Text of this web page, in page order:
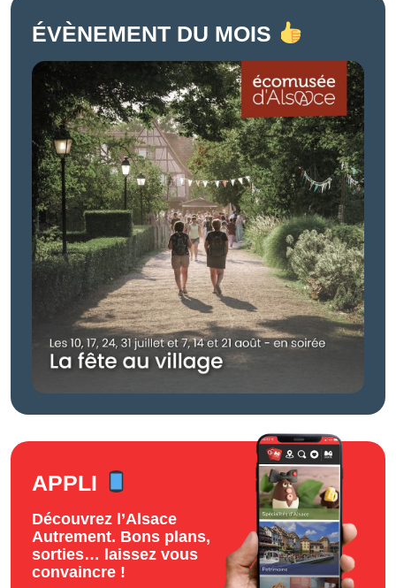
ÉVÈNEMENT DU MOIS
APPLI
Découvrez l’Alsace
Autrement. Bons plans,
sorties… laissez vous
convaincre !